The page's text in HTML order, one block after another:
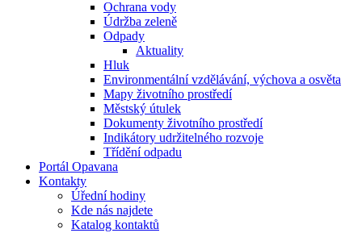
Ochrana vody
Údržba zeleně
Odpady
Aktuality
Hluk
Environmentální vzdělávání, výchova a osvěta
Mapy životního prostředí
Městský útulek
Dokumenty životního prostředí
Indikátory udržitelného rozvoje
Třídění odpadu
Portál Opavana
Kontakty
Úřední hodiny
Kde nás najdete
Katalog kontaktů